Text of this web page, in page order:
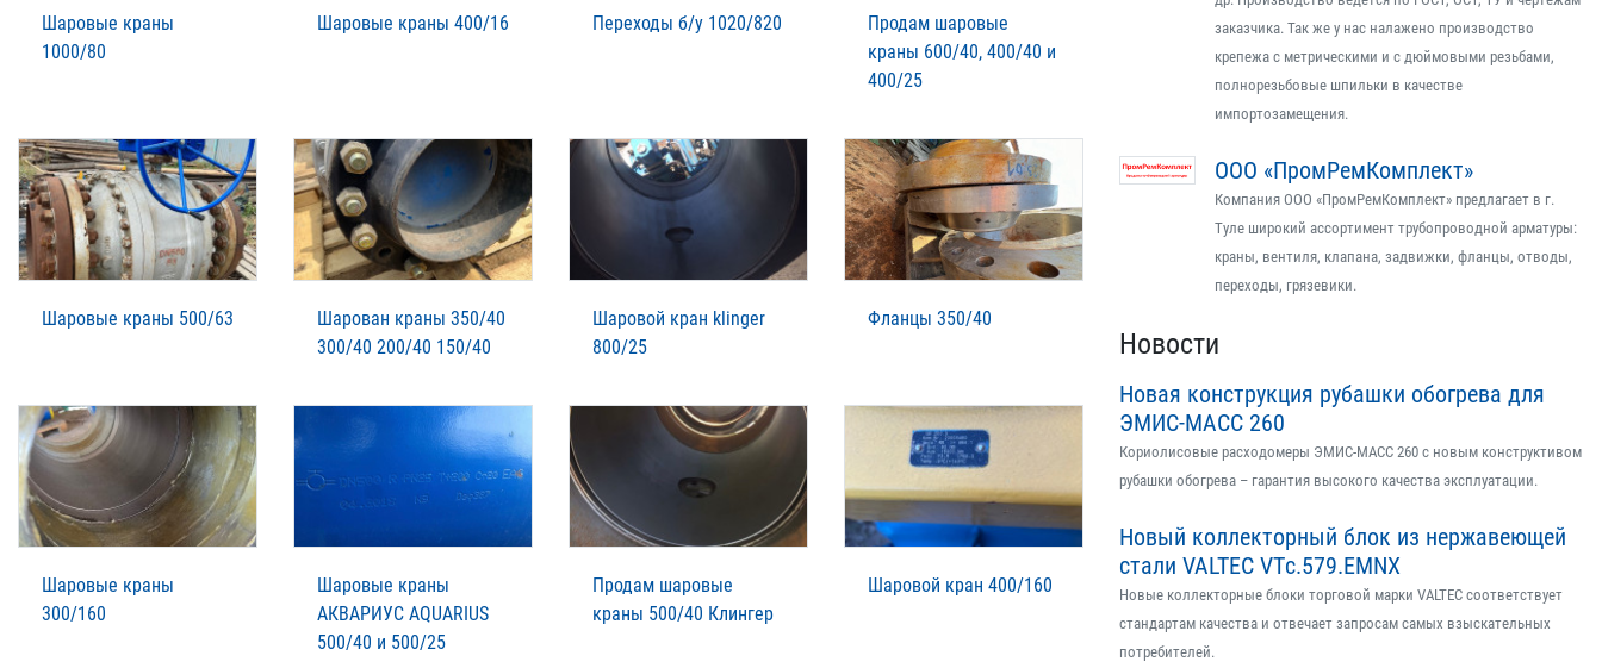
Шаровые краны
1000/80
Шаровые краны 400/16 Переходы б/у 1020/820
Продам шаровые
краны 600/40, 400/40 и
400/25
Шаровые краны 500/63
Шарован краны 350/40
300/40 200/40 150/40
Шаровой кран klinger
800/25
Фланцы 350/40
Шаровые краны
300/160
Шаровые краны
АКВАРИУС AQUARIUS
500/40 и 500/25
Продам шаровые
краны 500/40 Клингер
Шаровой кран 400/160
заказчика. Так же у нас налажено производство
крепежа с метрическими и с дюймовыми резьбами,
полнорезьбовые шпильки в качестве
импортозамещения.
ООО «ПромРемКомплект»
Компания ООО «ПромРемКомплект» предлагает в г.
Туле широкий ассортимент трубопроводной арматуры:
краны, вентиля, клапана, задвижки, фланцы, отводы,
переходы, грязевики.
Новости
Новая конструкция рубашки обогрева для
ЭМИС-МАСС 260
Кориолисовые расходомеры ЭМИС-МАСС 260 с новым конструктивом
рубашки обогрева – гарантия высокого качества эксплуатации.
Новый коллекторный блок из нержавеющей
стали VALTEC VTс.579.EMNX
Новые коллекторные блоки торговой марки VALTEC соответствует
стандартам качества и отвечает запросам самых взыскательных
потребителей.